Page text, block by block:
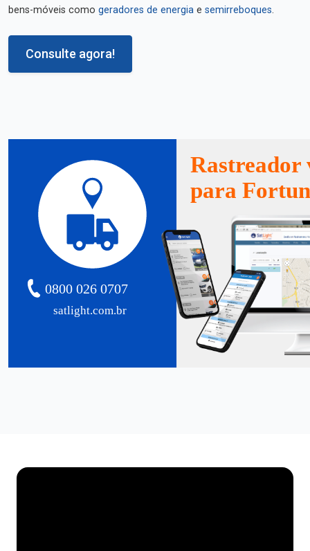
bens-móveis como geradores de energia e semirreboques.
Consulte agora!
satlight.com.br
0800 026 0707
Rastreador
para